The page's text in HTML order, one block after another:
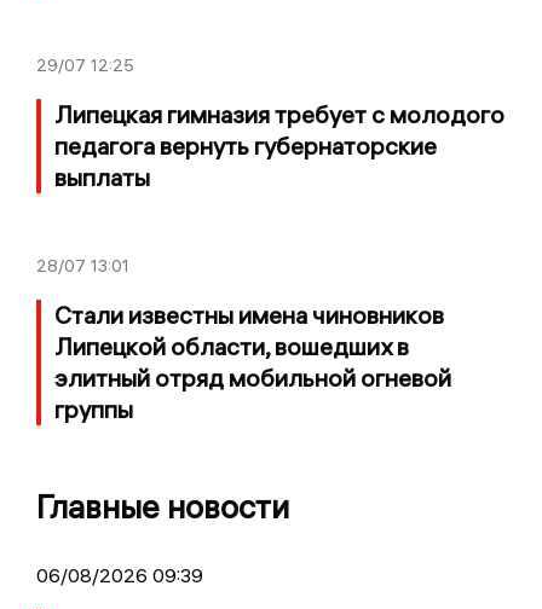
29/07 12:25
Липецкая гимназия требует с молодого
педагога вернуть губернаторские
выплаты
28/07 13:01
Стали известны имена чиновников
Липецкой области, вошедших в
элитный отряд мобильной огневой
группы
Главные новости
06/08/2026 09:39